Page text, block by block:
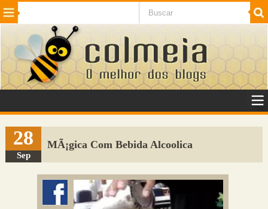
Beleza Cinema e TV
Internet Jogos NotÃ­cias SaÃºde
VeÃ­culos Adulto
Sugerir Link
Adicionar Blog
Colmeia Exchange
Perguntas Frequentes
28
Sep
MÃ¡gica Com Bebida Alcoolica